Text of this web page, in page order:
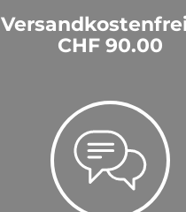
CHF 90.00